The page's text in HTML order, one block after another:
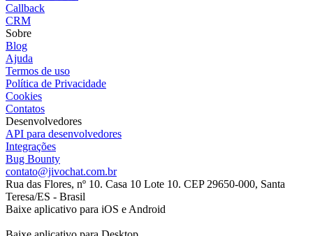
Callback
CRM
Sobre
Blog
Ajuda
Termos de uso
Política de Privacidade
Cookies
Contatos
Desenvolvedores
API para desenvolvedores
Integrações
Bug Bounty
contato@jivochat.com.br
Rua das Flores, nº 10. Casa 10 Lote 10. CEP 29650-000, Santa
Teresa/ES - Brasil
Baixe aplicativo para iOS e Android